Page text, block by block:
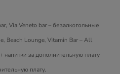
Via Veneto bar – безалкогольные
Beach Lounge, Vitamin Bar – All
за дополнительную плату
плату.